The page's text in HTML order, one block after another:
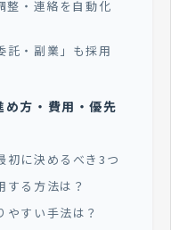
整・連絡を自動化
託・副業」も採用
め方・費用・優先
初に決めるべき3つ
する方法は？
すい手法は？